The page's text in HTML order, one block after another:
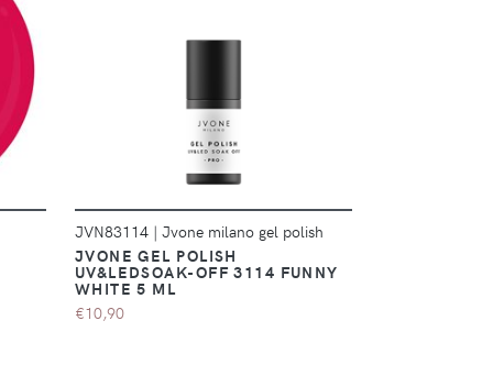
JVN83114 | Jvone milano gel polish
JVONE GEL POLISH
UV&LEDSOAK-OFF 3114 FUNNY
WHITE 5 ML
€10,90